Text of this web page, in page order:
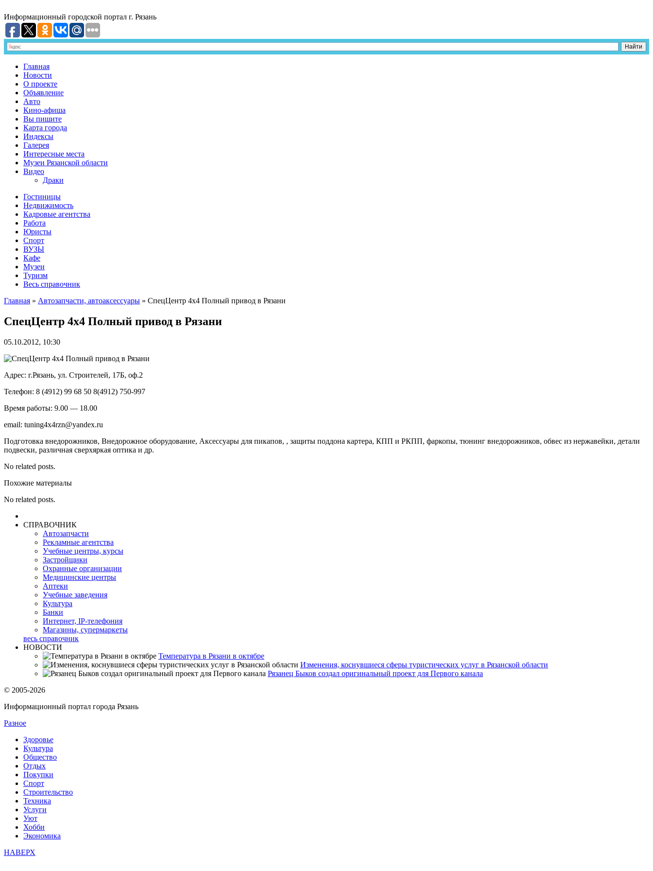
Информационный городской портал г. Рязань
Главная
Новости
О проекте
Объявление
Авто
Кино-афиша
Вы пишите
Карта города
Индексы
Галерея
Интересные места
Музеи Рязанской области
Видео
Драки
Гостиницы
Недвижимость
Кадровые агентства
Работа
Юристы
Спорт
ВУЗЫ
Кафе
Музеи
Туризм
Весь справочник
Главная » Автозапчасти, автоаксессуары » СпецЦентр 4х4 Полный привод в Рязани
СпецЦентр 4х4 Полный привод в Рязани
05.10.2012, 10:30
Адрес: г.Рязань, ул. Строителей, 17Б, оф.2
Телефон: 8 (4912) 99 68 50 8(4912) 750-997
Время работы: 9.00 — 18.00
email: tuning4x4rzn@yandex.ru
Подготовка внедорожников, Внедорожное оборудование, Аксессуары для пикапов, , защиты поддона картера, КПП и РКПП, фаркопы, тюнинг внедорожников, обвес из нержавейки, детали
подвески, различная сверхяркая оптика и др.
No related posts.
Похожие материалы
No related posts.
СПРАВОЧНИК
Автозапчасти
Рекламные агентства
Учебные центры, курсы
Застройщики
Охранные организации
Медицинские центры
Аптеки
Учебные заведения
Культура
Банки
Интернет, IP-телефония
Магазины, супермаркеты
весь справочник
НОВОСТИ
Температура в Рязани в октябре
Изменения, коснувшиеся сферы туристических услуг в Рязанской области
Рязанец Быков создал оригинальный проект для Первого канала
© 2005-2026
Информационный портал города Рязань
Разное
Здоровье
Культура
Общество
Отдых
Покупки
Спорт
Строительство
Техника
Услуги
Уют
Хобби
Экономика
НАВЕРХ